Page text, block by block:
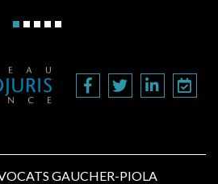
GAUCHER-PIOLA